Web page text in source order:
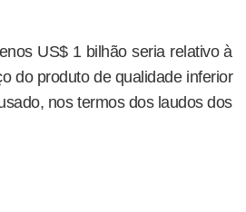
US$ 1 bilhão seria relativo à
do produto de qualidade inferior
nos termos dos laudos dos